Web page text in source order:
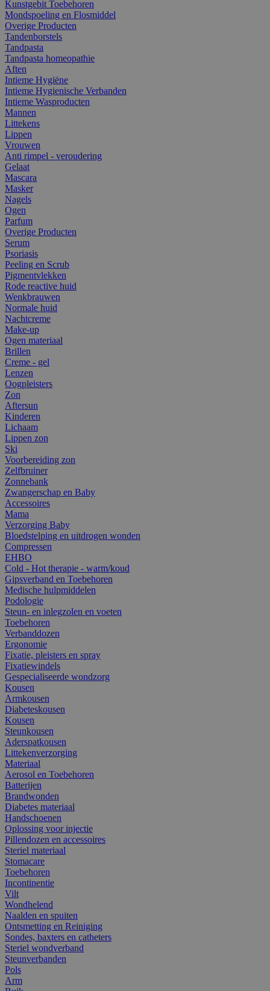
Kunstgebit Toebehoren
Mondspoeling en Flosmiddel
Overige Producten
Tandenborstels
Tandpasta
Tandpasta homeopathie
Aften
Intieme Hygiëne
Intieme Hygienische Verbanden
Intieme Wasproducten
Mannen
Littekens
Lippen
Vrouwen
Anti rimpel - veroudering
Gelaat
Mascara
Masker
Nagels
Ogen
Parfum
Overige Producten
Serum
Psoriasis
Peeling en Scrub
Pigmentvlekken
Rode reactive huid
Wenkbrauwen
Normale huid
Nachtcreme
Make-up
Ogen materiaal
Brillen
Creme - gel
Lenzen
Oogpleisters
Zon
Aftersun
Kinderen
Lichaam
Lippen zon
Ski
Voorbereiding zon
Zelfbruiner
Zonnebank
Zwangerschap en Baby
Accessoires
Mama
Verzorging Baby
Bloedstelping en uitdrogen wonden
Compressen
EHBO
Cold - Hot therapie - warm/koud
Gipsverband en Toebehoren
Medische hulpmiddelen
Podologie
Steun- en inlegzolen en voeten
Toebehoren
Verbanddozen
Ergonomie
Fixatie, pleisters en spray
Fixatiewindels
Gespecialiseerde wondzorg
Kousen
Armkousen
Diabeteskousen
Kousen
Steunkousen
Aderspatkousen
Littekenverzorging
Materiaal
Aerosol en Toebehoren
Batterijen
Brandwonden
Diabetes materiaal
Handschoenen
Oplossing voor injectie
Pillendozen en accessoires
Steriel materiaal
Stomacare
Toebehoren
Incontinentie
Vilt
Wondhelend
Naalden en spuiten
Ontsmetting en Reiniging
Sondes, baxters en catheters
Steriel wondverband
Steunverbanden
Pols
Arm